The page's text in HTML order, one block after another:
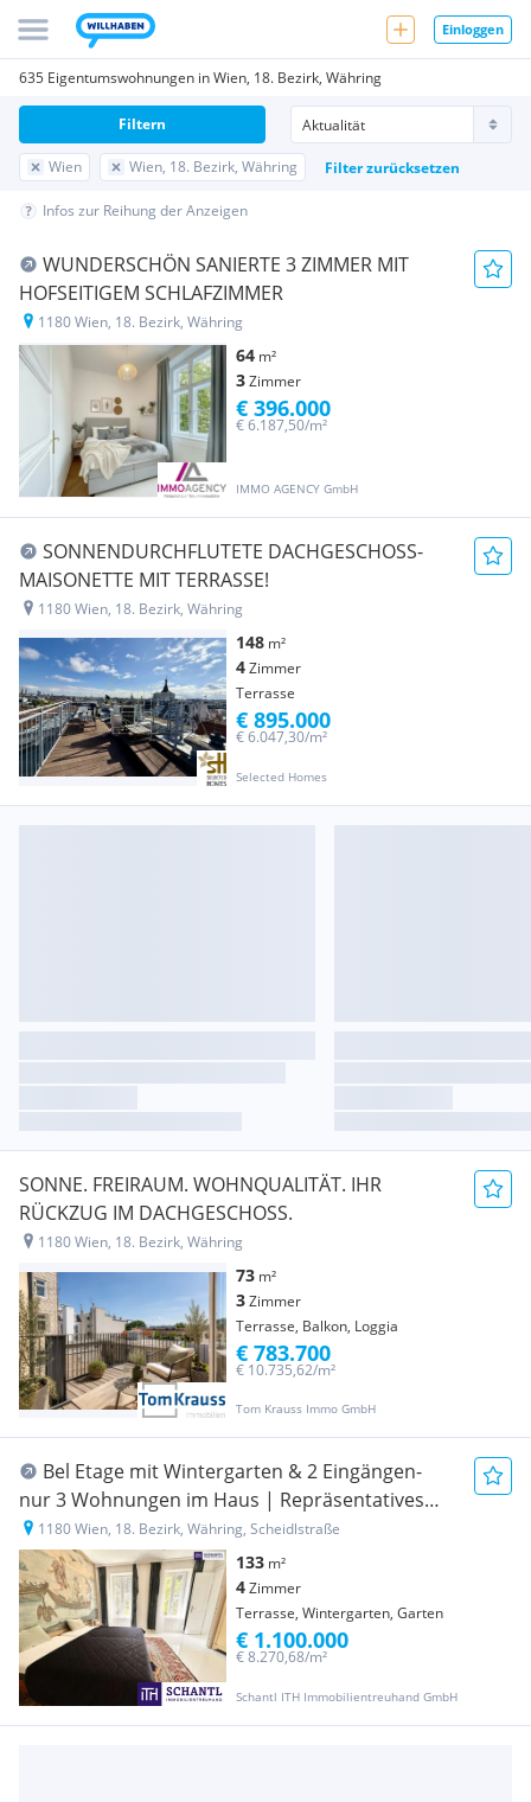
Einloggen
635 Eigentumswohnungen in Wien, 18. Bezirk, Währing
Wien Wien, 18. Bezirk, Währing Filter zurücksetzen
Filtern
Infos zur Reihung der Anzeigen
WUNDERSCHÖN SANIERTE 3 ZIMMER MIT
HOFSEITIGEM SCHLAFZIMMER
1180 Wien, 18. Bezirk, Währing
64 m²
3Zimmer
IMMO AGENCY GmbH
€ 6.187,50/m²
€ 396.000
SONNENDURCHFLUTETE DACHGESCHOSS-
MAISONETTE MIT TERRASSE!
1180 Wien, 18. Bezirk, Währing
148 m²
4Zimmer
Terrasse
Selected Homes
€ 6.047,30/m²
€ 895.000
SONNE. FREIRAUM. WOHNQUALITÄT. IHR
RÜCKZUG IM DACHGESCHOSS.
1180 Wien, 18. Bezirk, Währing
73 m²
3Zimmer
Terrasse, Balkon, Loggia
Tom Krauss Immo GmbH
€ 10.735,62/m²
€ 783.700
Bel Etage mit Wintergarten & 2 Eingängen-
nur 3 Wohnungen im Haus | Repräsentatives
Wohnen auf 133 m²
1180 Wien, 18. Bezirk, Währing, Scheidlstraße
133 m²
4Zimmer
Terrasse, Wintergarten, Garten
Schantl ITH Immobilientreuhand GmbH
€ 8.270,68/m²
€ 1.100.000